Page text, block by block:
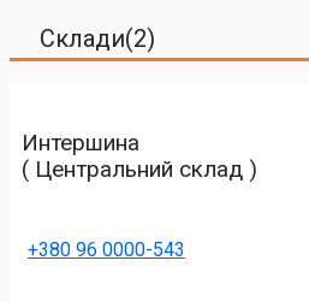
Склади(2)
Интершина
( Центральний склад )
+380 96 0000-543